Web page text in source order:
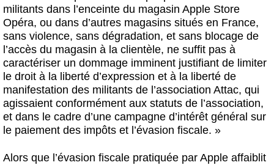
militants dans l’enceinte du magasin Apple Store
Opéra, ou dans d’autres magasins situés en France,
sans violence, sans dégradation, et sans blocage de
l’accès du magasin à la clientèle, ne suffit pas à
caractériser un dommage imminent justifiant de limiter
le droit à la liberté d’expression et à la liberté de
manifestation des militants de l’association Attac, qui
agissaient conformément aux statuts de l’association,
et dans le cadre d’une campagne d’intérêt général sur
le paiement des impôts et l’évasion fiscale. »
Alors que l’évasion fiscale pratiquée par Apple affaiblit